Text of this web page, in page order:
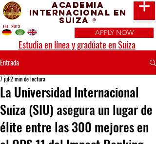
Academia
Internacional en
Suiza ®
APPLY NOW
Estudia en línea y gradúate en Suiza
Est. 2013
Entrada
La Universidad Internacional
Suiza (SIU) asegura un lugar de
élite entre las 300 mejores en
7 jul2 min de lectura